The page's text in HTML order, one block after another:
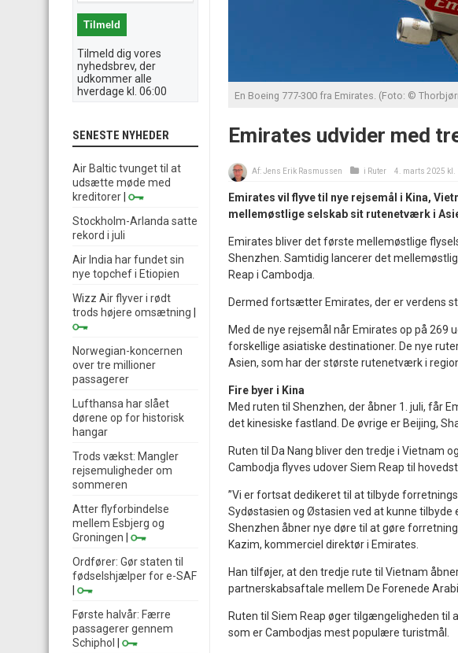
En Boeing 777-300 fra Emirates. (Foto: ©
Emirates udvider med
Af:Jens Erik Rasmussen i Ruter 4. marts 2025 kl.
Emirates vil flyve til nye rejsemål i Kina,
mellemøstlige selskab sit rutenetværk i
Emirates bliver det første mellemøstlige
Shenzhen. Samtidig lancerer det
Reap i Cambodja.
Dermed fortsætter Emirates, der er verdens
Med de nye rejsemål når Emirates op på 269
forskellige asiatiske destinationer. De nye
Asien, som har der største rutenetværk i
Fire byer i Kina
Med ruten til Shenzhen, der åbner 1. juli, får
det kinesiske fastland. De øvrige er Beijing,
Ruten til Da Nang bliver den tredje i Vietnam
Cambodja flyves udover Siem Reap til
”Vi er fortsat dedikeret til at tilbyde
Sydøstasien og Østasien ved at kunne
Shenzhen åbner nye døre til at gøre
Kazim, kommerciel direktør i Emirates.
Han tilføjer, at den tredje rute til Vietnam
partnerskabsaftale mellem De Forenede
Ruten til Siem Reap øger tilgængeligheden til
som er Cambodjas mest populære turistmål.
Tilmeld dig vores
nyhedsbrev, der
udkommer alle
hverdage kl. 06:00
SENESTE NYHEDER
Air Baltic tvunget til at
udsætte møde med
kreditorer
Stockholm-Arlanda satte
rekord i juli
Air India har fundet sin
nye topchef i Etiopien
Wizz Air flyver i rødt
trods højere omsætning
Norwegian-koncernen
over tre millioner
passagerer
Lufthansa har slået
dørene op for historisk
hangar
Trods vækst: Mangler
rejsemuligheder om
sommeren
Atter flyforbindelse
mellem Esbjerg og
Groningen
Ordfører: Gør staten til
fødselshjælper for e-SAF
Første halvår: Færre
passagerer gennem
Schiphol